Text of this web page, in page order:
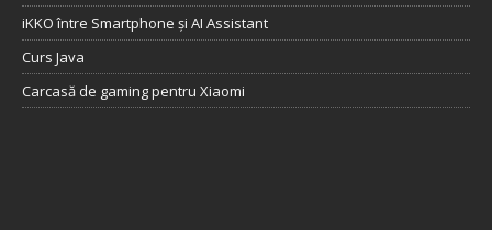
iKKO între Smartphone și AI Assistant
Curs Java
Carcasă de gaming pentru Xiaomi